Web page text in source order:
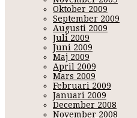
Oktober 2009
September 2009
Augusti 2009
Juli 2009
Juni 2009
Maj 2009
April 2009
Mars 2009
Februari 2009
Januari 2009
December 2008
November 2008